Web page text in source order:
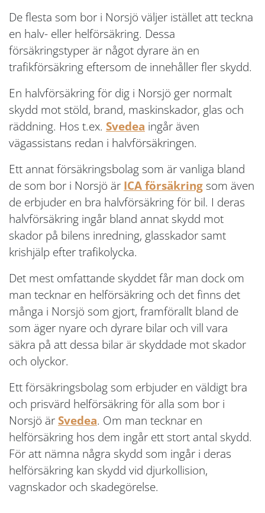
De flesta som bor i Norsjö väljer istället att teckna
en halv- eller helförsäkring. Dessa
försäkringstyper är något dyrare än en
trafikförsäkring eftersom de innehåller fler skydd.
En halvförsäkring för dig i Norsjö ger normalt
skydd mot stöld, brand, maskinskador, glas och
räddning. Hos t.ex. Svedea ingår även
vägassistans redan i halvförsäkringen.
Ett annat försäkringsbolag som är vanliga bland
de som bor i Norsjö är ICA försäkring som även
de erbjuder en bra halvförsäkring för bil. I deras
halvförsäkring ingår bland annat skydd mot
skador på bilens inredning, glasskador samt
krishjälp efter trafikolycka.
Det mest omfattande skyddet får man dock om
man tecknar en helförsäkring och det finns det
många i Norsjö som gjort, framförallt bland de
som äger nyare och dyrare bilar och vill vara
säkra på att dessa bilar är skyddade mot skador
och olyckor.
Ett försäkringsbolag som erbjuder en väldigt bra
och prisvärd helförsäkring för alla som bor i
Norsjö är Svedea. Om man tecknar en
helförsäkring hos dem ingår ett stort antal skydd.
För att nämna några skydd som ingår i deras
helförsäkring kan skydd vid djurkollision,
vagnskador och skadegörelse.